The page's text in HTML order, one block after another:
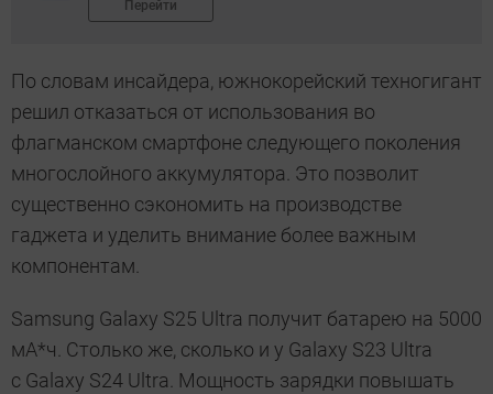
Перейти
По словам инсайдера, южнокорейский техногигант
решил отказаться от использования во
флагманском смартфоне следующего поколения
многослойного аккумулятора. Это позволит
существенно сэкономить на производстве
гаджета и уделить внимание более важным
компонентам.
Samsung Galaxy S25 Ultra получит батарею на 5000
мА*ч. Столько же, сколько и у Galaxy S23 Ultra
с Galaxy S24 Ultra. Мощность зарядки повышать